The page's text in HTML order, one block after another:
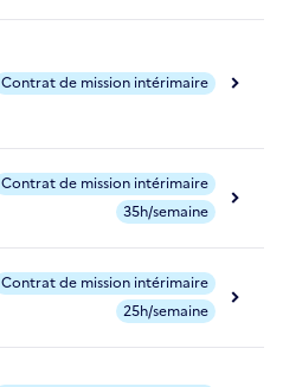
Contrat de mission intérimaire
Contrat de mission intérimaire
35h/semaine
Contrat de mission intérimaire
25h/semaine